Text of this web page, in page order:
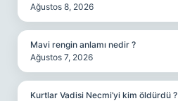
Ağustos 8, 2026
Mavi rengin anlamı nedir ?
Ağustos 7, 2026
Kurtlar Vadisi Necmi’yi kim öldürdü ?